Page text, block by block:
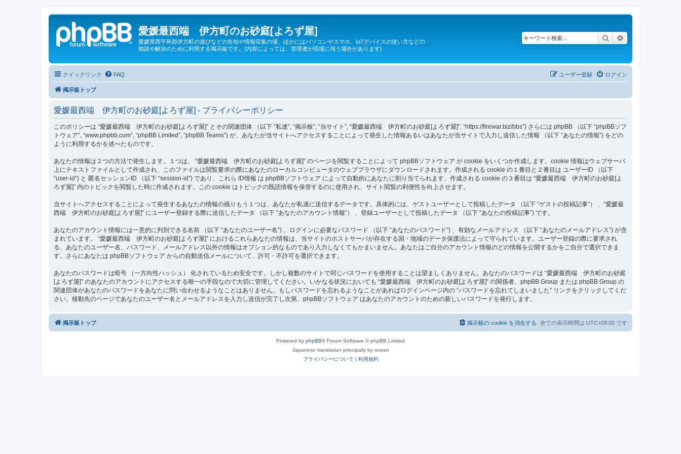
愛媛最西端 伊方町のお砂庭[よろず屋]
愛媛県西宇和郡伊方町の遊びなどの告知や情報収集の場、ほかにはパソコンやスマホ、IoTデバイスの使い方などの
相談や解決のために利用する掲示板です。(内容によっては、管理者が現場に伺う場合があります)
検索
クイックリンク FAQ ログイン
ユーザー登録
掲示板トップ
愛媛最西端 伊方町のお砂庭[よろず屋] - プライバシーポリシー
このポリシーは “愛媛最西端 伊方町のお砂庭[よろず屋]” とその関連団体 （以下 “私達”, “掲示板”, “当サイト”, “愛媛最西端 伊方町のお砂庭[よろず屋]”, “https://firewar.biz/bbs”) さらには phpBB （以下 “phpBBソフ
トウェア”, “www.phpbb.com”, “phpBB Limited”, “phpBB Teams”) が、あなたが当サイトへアクセスすることによって発生した情報あるいはあなたが当サイトで入力し送信した情報 （以下 “あなたの情報”) をどの
ように利用するかを述べたものです。
あなたの情報は２つの方法で発生します。１つは、 “愛媛最西端 伊方町のお砂庭[よろず屋]” のページを閲覧することによって phpBBソフトウェア が cookie をいくつか作成します。cookie 情報はウェブサーバ
上にテキストファイルとして作成され、このファイルは閲覧要求の際にあなたのローカルコンピュータのウェブブラウザにダウンロードされます。作成される cookie の１番目と２番目は ユーザーID （以下
“user-id”) と 匿名セッションID （以下 “session-id”) であり、これら ID情報 は phpBBソフトウェア によって自動的にあなたに割り当てられます。作成される cookie の３番目は “愛媛最西端 伊方町のお砂庭[よ
ろず屋]” 内のトピックを閲覧した時に作成されます。この cookie はトピックの既読情報を保管するのに使用され、サイト閲覧の利便性を向上させます。
当サイトへアクセスすることによって発生するあなたの情報の残りもう１つは、あなたが私達に送信するデータです。具体的には、ゲストユーザーとして投稿したデータ （以下 “ゲストの投稿記事”） 、“愛媛最
西端 伊方町のお砂庭[よろず屋]” にユーザー登録する際に送信したデータ （以下 “あなたのアカウント情報”） 、登録ユーザーとして投稿したデータ （以下 “あなたの投稿記事”) です。
あなたのアカウント情報には一意的に判別できる名前 （以下 “あなたのユーザー名”) 、ログインに必要なパスワード （以下 “あなたのパスワード”) 、有効なメールアドレス （以下 “あなたのメールアドレス”) が含
まれています。 “愛媛最西端 伊方町のお砂庭[よろず屋]” におけるこれらあなたの情報は、当サイトのホストサーバが存在する国・地域のデータ保護法によって守られています。ユーザー登録の際に要求され
る、あなたのユーザー名、パスワード、メールアドレス以外の情報はオプション的なものであり入力しなくてもかまいません。あなたはご自分のアカウント情報のどの情報を公開するかをご自分で選択できま
す。さらにあなたは phpBBソフトウェア からの自動送信メールについて、許可・不許可を選択できます。
あなたのパスワードは暗号 （一方向性ハッシュ） 化されているため安全です。しかし複数のサイトで同じパスワードを使用することは望ましくありません。あなたのパスワードは “愛媛最西端 伊方町のお砂庭
[よろず屋]” のあなたのアカウントにアクセスする唯一の手段なので大切に管理してください。いかなる状況においても “愛媛最西端 伊方町のお砂庭[よろず屋]” の関係者、phpBB Group または phpBB Group の
関連団体があなたのパスワードをあなたに問い合わせるようなことはありません。もしパスワードを忘れるようなことがあればログインページ内の “パスワードを忘れてしまいました” リンクをクリックしてくだ
さい。移動先のページであなたのユーザー名とメールアドレスを入力し送信が完了し次第、phpBBソフトウェア はあなたのアカウントのための新しいパスワードを発行します。
掲示板トップ 全ての表示時間は UTC+09:00 です
掲示板の cookie を消去する
Powered by phpBB® Forum Software © phpBB Limited
Japanese translation principally by ocean
プライバシーについて | 利用規約